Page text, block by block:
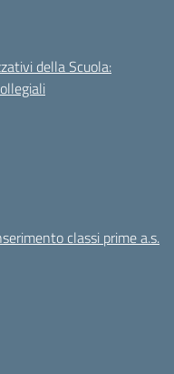
della Scuola:
classi prime a.s.